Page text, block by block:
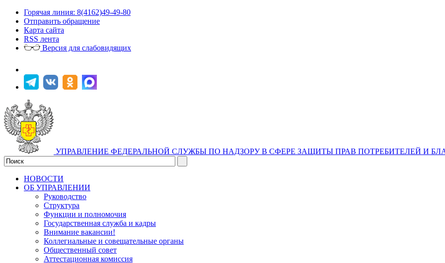
Горячая линия: 8(4162)49-49-80
Отправить обращение
Карта сайта
RSS лента
Версия для слабовидящих
УПРАВЛЕНИЕ ФЕДЕРАЛЬНОЙ СЛУЖБЫ ПО НАДЗОРУ В СФЕРЕ ЗАЩИТЫ ПРАВ ПОТРЕБИТЕЛЕЙ И
НОВОСТИ
ОБ УПРАВЛЕНИИ
Руководство
Структура
Функции и полномочия
Государственная служба и кадры
Внимание вакансии!
Коллегиальные и совещательные органы
Общественный совет
Аттестационная комиссия